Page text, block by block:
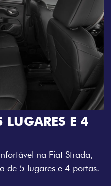
LUGARES E 4
na Fiat Strada,
de 5 lugares e 4 portas.